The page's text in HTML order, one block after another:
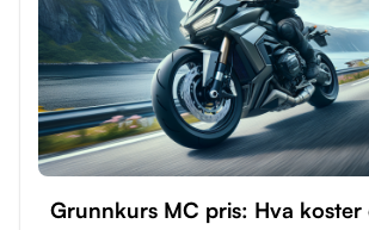
Grunnkurs MC pris: Hva